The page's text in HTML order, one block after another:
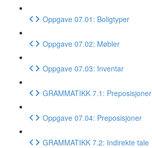
Oppgave 07.01: Boligtyper
Oppgave 07.02: Møbler
Oppgave 07.03: Inventar
GRAMMATIKK 7.1: Preposisjoner
Oppgave 07.04: Preposisjoner
GRAMMATIKK 7.2: Indirekte tale